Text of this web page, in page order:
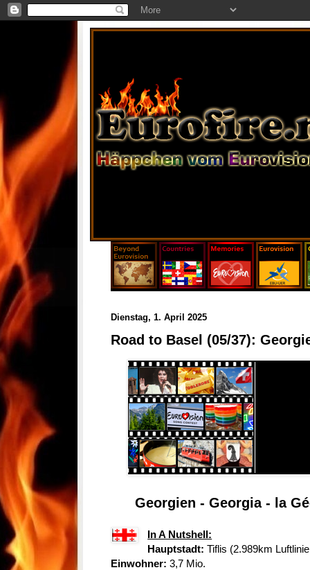
Dienstag, 1. April 2025
Road to Basel (05/37):
Georgien - Georgia - la
In A Nutshell:
Hauptstadt:Tiflis (2.989km
Einwohner: 3,7 Mio.